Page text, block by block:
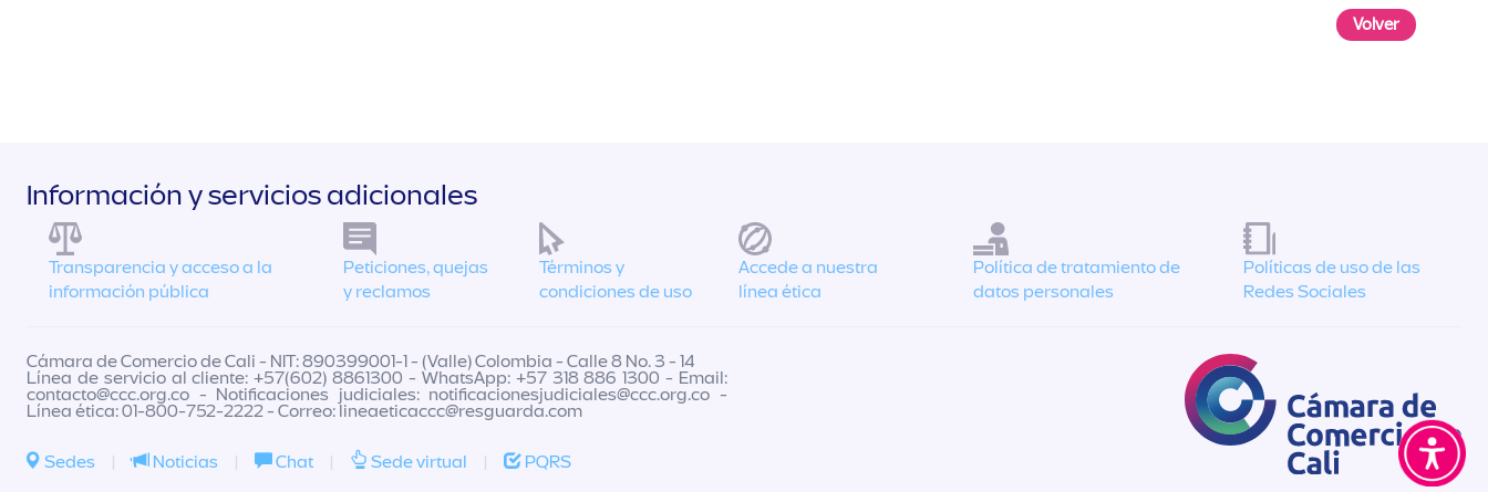
Volver
Información y servicios adicionales
Transparencia y acceso a la
información pública
Peticiones, quejas
y reclamos
Términos y
condiciones de uso
Accede a nuestra
línea ética
Política de tratamiento de
datos personales
Políticas de uso de las
Redes Sociales
Cámara de Comercio de Cali - NIT: 890399001-1 - (Valle) Colombia - Calle 8 No. 3 - 14
Línea de servicio al cliente: +57(602) 8861300 - WhatsApp: +57 318 886 1300 - Email:
contacto@ccc.org.co - Notificaciones judiciales: notificacionesjudiciales@ccc.org.co -
Línea ética: 01-800-752-2222 - Correo: lineaeticaccc@resguarda.com
Sedes | Noticias | Chat | Sede virtual | PQRS